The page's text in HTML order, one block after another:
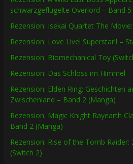
schwarzgeflügelte Overlord – Band
Rezension: Isekai Quartet The
Rezension: Love Live! Superstar!! –
Rezension: Biomechanical Toy
Rezension: Das Schloss im Himmel
Rezension: Elden Ring: Geschichten
Zwischenland – Band 2 (Manga)
Rezension: Magic Knight Rayearth
Band 2 (Manga)
Rezension: Rise of the Tomb Raider:
(Switch 2)